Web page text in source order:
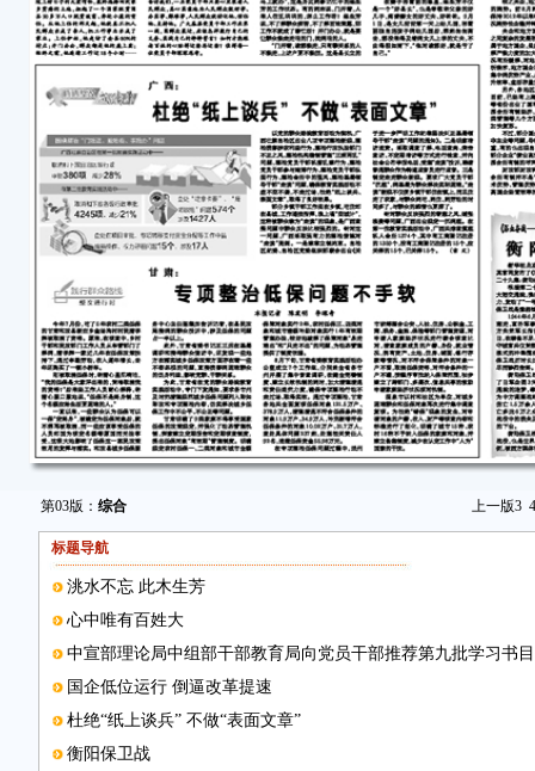
第03版： 综合 上一版3 4
标题导航
洮水不忘 此木生芳
心中唯有百姓大
中宣部理论局中组部干部教育局向党员干部推荐第九批学习书目
国企低位运行 倒逼改革提速
杜绝“纸上谈兵” 不做“表面文章”
衡阳保卫战